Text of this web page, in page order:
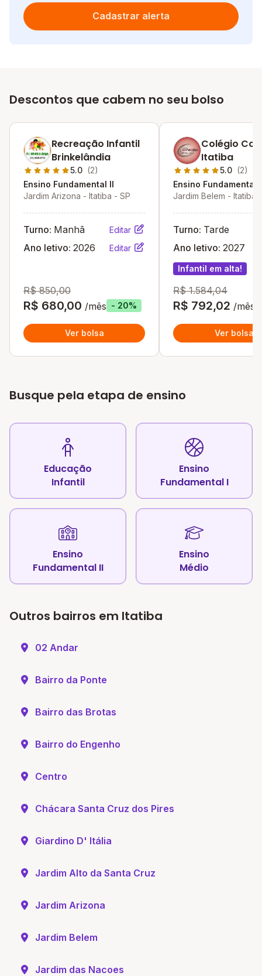
Cadastrar alerta
Descontos que cabem no seu bolso
Recreação Infantil
Brinkelândia
5.0 (2)
Ensino Fundamental II
Jardim Arizona - Itatiba - SP
Turno: Manhã Editar
Ano letivo: 2026 Editar
R$ 850,00
R$ 680,00 /mês - 20%
Ver bolsa
Colégio
Itatiba
5.0 (2)
Ensino Fundamental I
Jardim Belem - Itatiba
Turno: Tarde
Ano letivo: 2027
Infantil em alta!
R$ 1.584,04
R$ 792,02 /mês
Ver bolsa
Busque pela etapa de ensino
Educação
Infantil
Ensino
Fundamental I
Ensino
Fundamental II
Ensino
Médio
Outros bairros em Itatiba
02 Andar
Bairro da Ponte
Bairro das Brotas
Bairro do Engenho
Centro
Chácara Santa Cruz dos Pires
Giardino D' Itália
Jardim Alto da Santa Cruz
Jardim Arizona
Jardim Belem
Jardim das Nacoes